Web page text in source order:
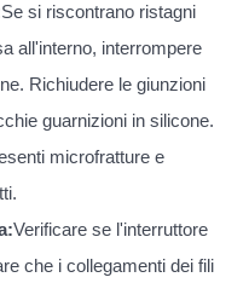
Se si riscontrano ristagni
all'interno, interrompere
Richiudere le giunzioni
guarnizioni in silicone.
microfratture e
Verificare se l'interruttore
che i collegamenti dei fili